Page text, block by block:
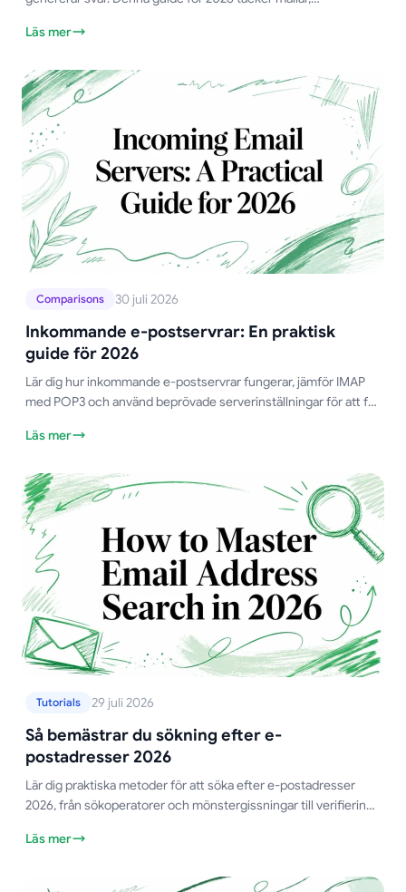
Läs mer
Comparisons 30 juli 2026
Inkommande e-postservrar: En praktisk
guide för 2026
Lär dig hur inkommande e-postservrar fungerar, jämför IMAP
med POP3 och använd beprövade serverinställningar för att få
Läs mer
Tutorials 29 juli 2026
Så bemästrar du sökning efter e-
postadresser 2026
Lär dig praktiska metoder för att söka efter e-postadresser
2026, från sökoperatorer och mönstergissningar till verifiering,
Läs mer